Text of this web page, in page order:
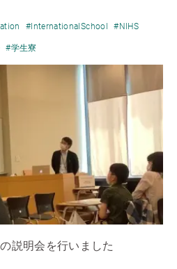
#InternationalSchool #NIHS
#学生寮
説明会を行いました